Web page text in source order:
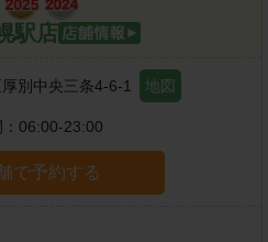
駅店
別中央三条4-6-1 地図
06:00-23:00
で予約する